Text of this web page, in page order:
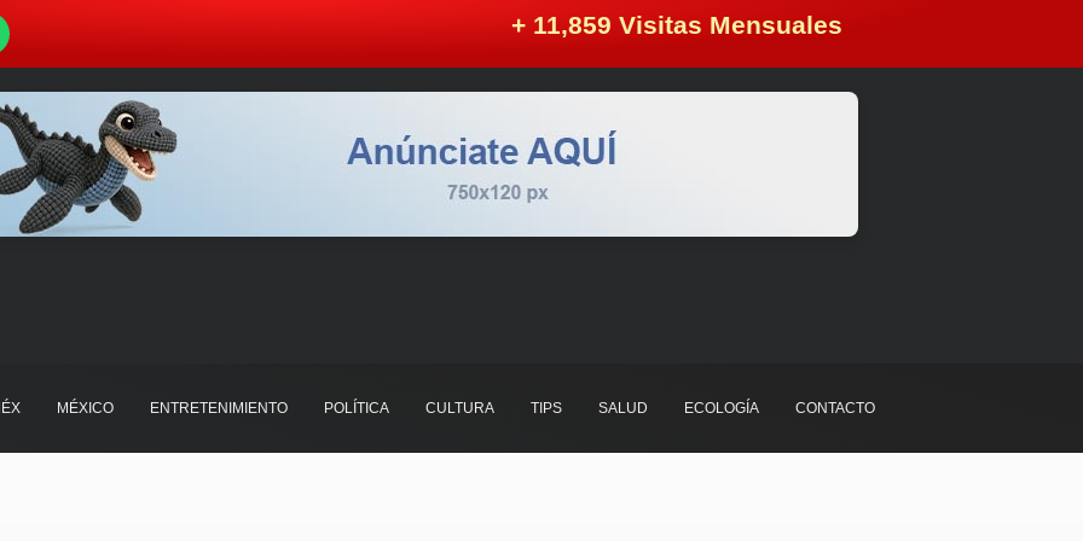
+ 11,859 Visitas Mensuales
MÉXICO ENTRETENIMIENTO POLÍTICA CULTURA TIPS SALUD ECOLOGÍA CONTACTO